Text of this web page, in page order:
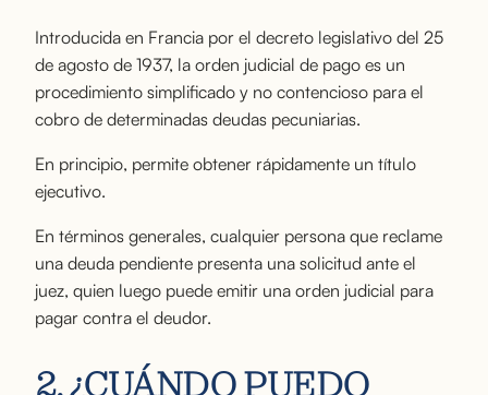
Introducida en Francia por el decreto legislativo del 25
de agosto de 1937, la orden judicial de pago es un
procedimiento simplificado y no contencioso para el
cobro de determinadas deudas pecuniarias.
En principio, permite obtener rápidamente un título
ejecutivo.
En términos generales, cualquier persona que reclame
una deuda pendiente presenta una solicitud ante el
juez, quien luego puede emitir una orden judicial para
pagar contra el deudor.
2. ¿CUÁNDO PUEDO